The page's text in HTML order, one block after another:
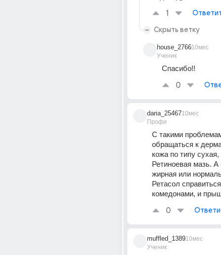
1
Скрыть ветку
house_2766
Ученик
10мес
Спасибо!!
0
daria_25467
Профи
10мес
С такими
обращаться к
кожа по типу
Ретиноевая мазь. А
жирная или
Ретасол
комедонами, и
0
muffled_1389
Ученик
10мес